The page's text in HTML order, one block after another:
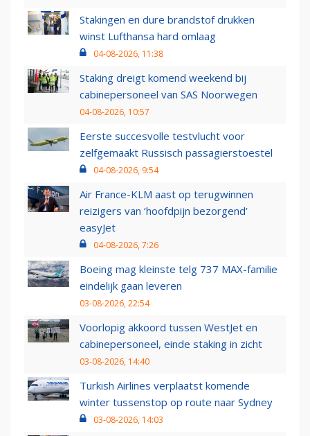
Stakingen en dure brandstof drukken
winst Lufthansa hard omlaag
04-08-2026, 11:38
Staking dreigt komend weekend bij
cabinepersoneel van SAS Noorwegen
04-08-2026, 10:57
Eerste succesvolle testvlucht voor
zelfgemaakt Russisch passagierstoestel
04-08-2026, 9:54
Air France-KLM aast op terugwinnen
reizigers van ‘hoofdpijn bezorgend’
easyJet
04-08-2026, 7:26
Boeing mag kleinste telg 737 MAX-familie
eindelijk gaan leveren
03-08-2026, 22:54
Voorlopig akkoord tussen WestJet en
cabinepersoneel, einde staking in zicht
03-08-2026, 14:40
Turkish Airlines verplaatst komende
winter tussenstop op route naar Sydney
03-08-2026, 14:03